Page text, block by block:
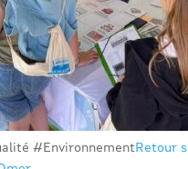
#EnvironnementRetour